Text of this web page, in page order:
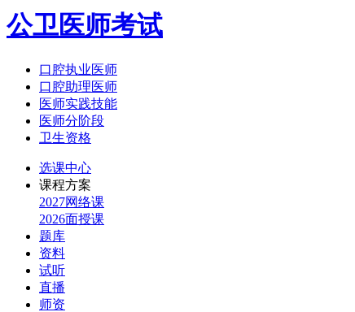
公卫医师考试
口腔执业医师
口腔助理医师
医师实践技能
医师分阶段
卫生资格
选课中心
课程方案
2027网络课
2026面授课
题库
资料
试听
直播
师资